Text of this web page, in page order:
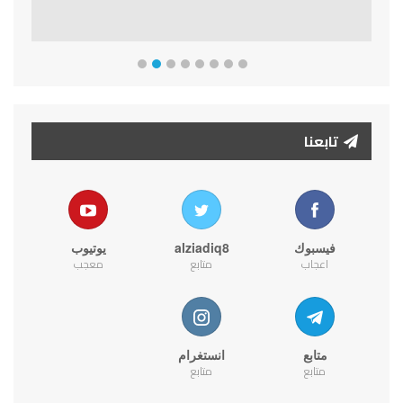
تابعنا
فيسبوك
اعجاب
alziadiq8
متابع
يوتيوب
معجب
متابع
متابع
انستغرام
متابع